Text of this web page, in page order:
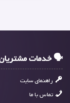
🗣 خدمات
راهنمای سایت
تماس با ما